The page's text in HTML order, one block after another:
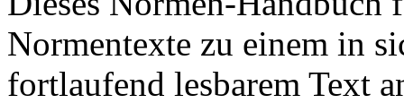
Normentexte zu einem in
fortlaufend lesbarem Text